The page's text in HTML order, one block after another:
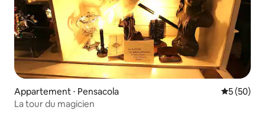
Appartement ⋅ Pensacola
5 (50)
La tour du magicien